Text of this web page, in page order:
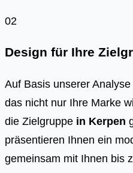
02
Design für Ihre
Auf Basis unserer
das nicht nur Ihre Marke
die Zielgruppe in Kerpen
präsentieren Ihnen ein
gemeinsam mit Ihnen bis